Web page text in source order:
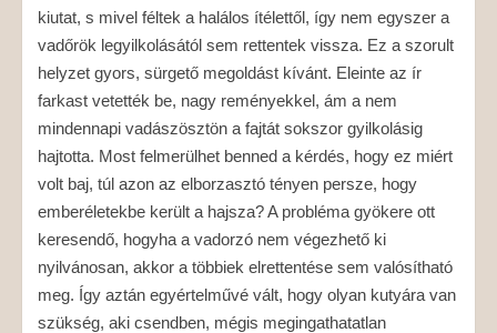
kiutat, s mivel féltek a halálos ítélettől, így nem egyszer a
vadőrök legyilkolásától sem rettentek vissza. Ez a szorult
helyzet gyors, sürgető megoldást kívánt. Eleinte az ír
farkast vetették be, nagy reményekkel, ám a nem
mindennapi vadászösztön a fajtát sokszor gyilkolásig
hajtotta. Most felmerülhet benned a kérdés, hogy ez miért
volt baj, túl azon az elborzasztó tényen persze, hogy
emberéletekbe került a hajsza? A probléma gyökere ott
keresendő, hogyha a vadorzó nem végezhető ki
nyilvánosan, akkor a többiek elrettentése sem valósítható
meg. Így aztán egyértelművé vált, hogy olyan kutyára van
szükség, aki csendben, mégis megingathatatlan